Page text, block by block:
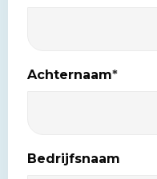
Achternaam*
Bedrijfsnaam